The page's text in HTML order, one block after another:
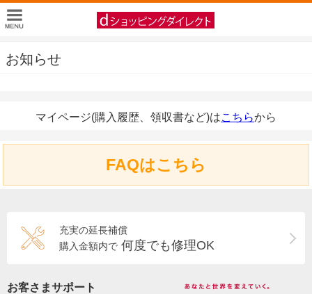
お知らせ
マイページ(購入履歴、領収書など)はこちらから
FAQはこちら
充実の延長補償
購入金額内で 何度でも修理OK
お客さまサポート